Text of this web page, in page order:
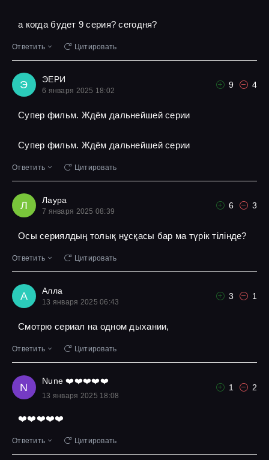
а когда будет 9 серия? сегодня?
Ответить Цитировать
Э ЭЕРИ
6 января 2025 18:02
9 4
Супер фильм. Ждём дальнейшей серии
Супер фильм. Ждём дальнейшей серии
Ответить Цитировать
Л Лаура
7 января 2025 08:39
6 3
Осы сериялдың толық нұсқасы бар ма түрік тілінде?
Ответить Цитировать
А Алла
13 января 2025 06:43
3 1
Смотрю сериал на одном дыхании,
Ответить Цитировать
N
Nune ❤️❤️❤️❤️❤️
13 января 2025 18:08
1 2
❤️❤️❤️❤️❤️
Ответить Цитировать